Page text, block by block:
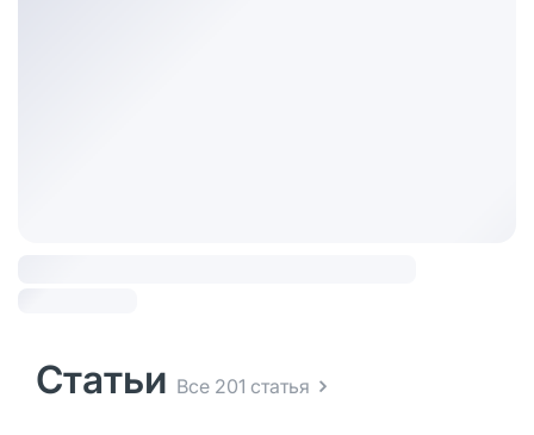
Статьи Все 201 статья